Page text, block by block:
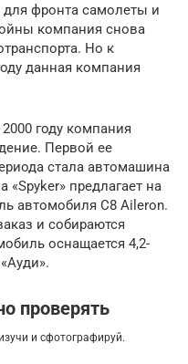
фронта самолеты и
компания снова
Но к
данная компания
году компания
Первой ее
стала автомашина
«Spyker» предлагает на
автомобиля C8 Aileron.
и собираются
оснащается 4,2-
проверять
и сфотографируй.